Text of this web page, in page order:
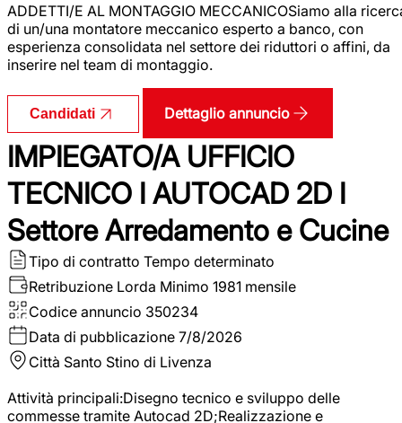
ADDETTI/E AL MONTAGGIO MECCANICOSiamo alla
di un/una montatore meccanico esperto a banco, con
esperienza consolidata nel settore dei riduttori o affini, da
inserire nel team di montaggio.
Candidati Dettaglio annuncio
IMPIEGATO/A UFFICIO
TECNICO I AUTOCAD 2D I
Settore Arredamento e Cucine
Tipo di contratto Tempo determinato
Retribuzione Lorda Minimo 1981 mensile
Codice annuncio 350234
Data di pubblicazione 7/8/2026
Città Santo Stino di Livenza
Attività principali:Disegno tecnico e sviluppo delle
commesse tramite Autocad 2D;Realizzazione e